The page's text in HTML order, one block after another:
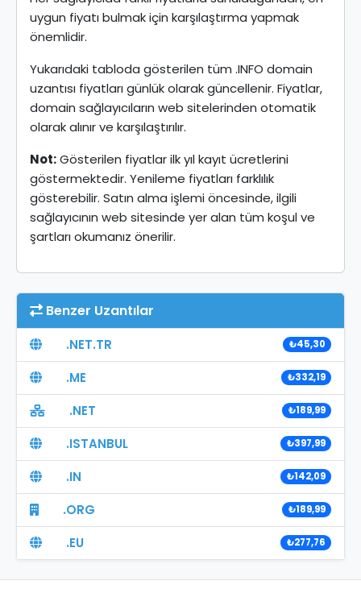
uygun fiyatı bulmak için karşılaştırma yapmak
önemlidir.
Yukarıdaki tabloda gösterilen tüm .INFO domain
uzantısı fiyatları günlük olarak güncellenir. Fiyatlar,
domain sağlayıcıların web sitelerinden otomatik
olarak alınır ve karşılaştırılır.
Not:Gösterilen fiyatlar ilk yıl kayıt ücretlerini
göstermektedir. Yenileme fiyatları farklılık
gösterebilir. Satın alma işlemi öncesinde, ilgili
sağlayıcının web sitesinde yer alan tüm koşul ve
şartları okumanız önerilir.
Benzer Uzantılar
.NET.TR ₺45,30
.ME ₺332,19
.NET ₺189,99
.ISTANBUL ₺397,99
.IN ₺142,09
.ORG ₺189,99
.EU ₺277,76